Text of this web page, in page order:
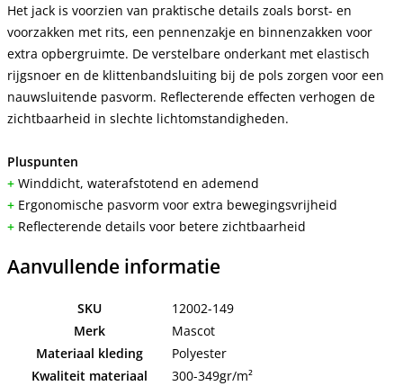
Het jack is voorzien van praktische details zoals borst- en
voorzakken met rits, een pennenzakje en binnenzakken voor
extra opbergruimte. De verstelbare onderkant met elastisch
rijgsnoer en de klittenbandsluiting bij de pols zorgen voor een
nauwsluitende pasvorm. Reflecterende effecten verhogen de
zichtbaarheid in slechte lichtomstandigheden.
Pluspunten
+ Winddicht, waterafstotend en ademend
+ Ergonomische pasvorm voor extra bewegingsvrijheid
+ Reflecterende details voor betere zichtbaarheid
Aanvullende informatie
SKU
12002-149
Merk
Mascot
Materiaal kleding
Polyester
Kwaliteit materiaal
300-349gr/m²